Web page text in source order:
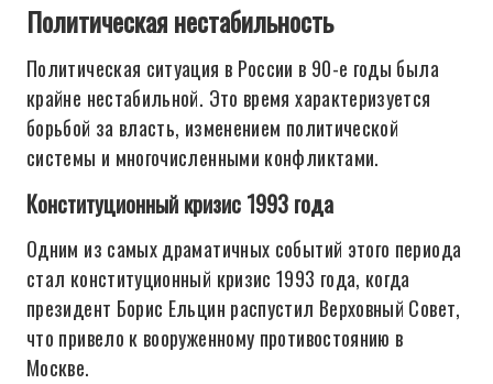
Политическая нестабильность
Политическая ситуация в России в 90-е годы была
крайне нестабильной. Это время характеризуется
борьбой за власть, изменением политической
системы и многочисленными конфликтами.
Конституционный кризис 1993 года
Одним из самых драматичных событий этого периода
стал конституционный кризис 1993 года, когда
президент Борис Ельцин распустил Верховный Совет,
что привело к вооруженному противостоянию в
Москве.